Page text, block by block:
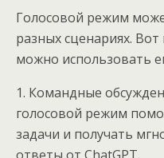
Голосовой режим
разных сценариях.
можно использовать
1. Командные
голосовой режим
задачи и получать